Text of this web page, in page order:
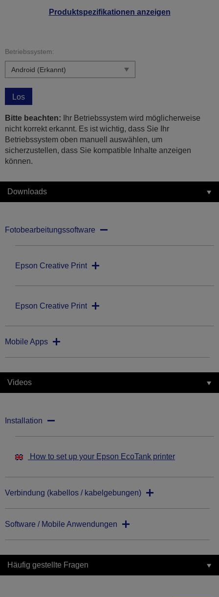
Produktspezifikationen anzeigen
Betriebssystem:
Los
Bitte beachten: Ihr Betriebssystem wird möglicherweise
nicht korrekt erkannt. Es ist wichtig, dass Sie Ihr
Betriebssystem oben manuell auswählen, um
sicherzustellen, dass Sie kompatible Inhalte anzeigen
können.
Downloads
Fotobearbeitungssoftware
Epson Creative Print
Epson Creative Print
Mobile Apps
Videos
Installation
How to set up your Epson EcoTank printer
Verbindung (kabellos / kabelgebungen)
Software / Mobile Anwendungen
Häufig gestellte Fragen